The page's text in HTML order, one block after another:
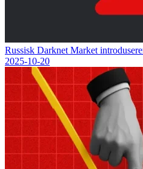
Russisk Darknet Market
2025-10-20